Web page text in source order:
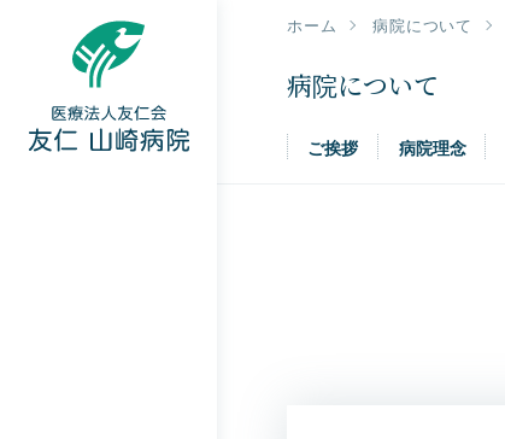
ホーム 病院について
病院について
ご挨拶 病院理念